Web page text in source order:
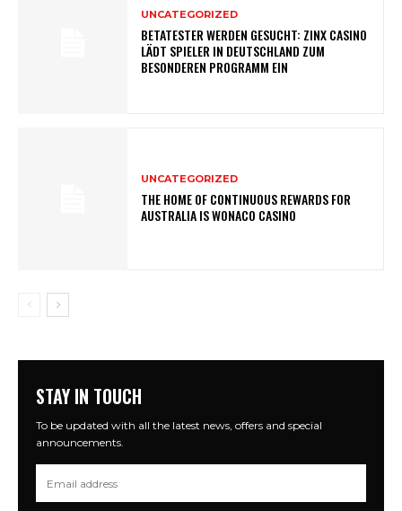
UNCATEGORIZED
BETATESTER WERDEN GESUCHT: ZINX CASINO
LÄDT SPIELER IN DEUTSCHLAND ZUM
BESONDEREN PROGRAMM EIN
UNCATEGORIZED
THE HOME OF CONTINUOUS REWARDS FOR
AUSTRALIA IS WONACO CASINO
STAY IN TOUCH
To be updated with all the latest news, offers and special
announcements.